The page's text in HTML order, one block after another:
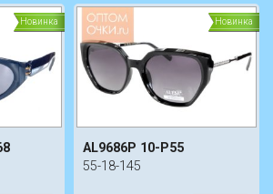
Новинка Новинка
AL9686P 10-P55
55-18-145